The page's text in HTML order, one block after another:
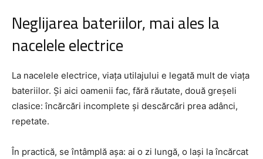
Neglijarea bateriilor, mai ales la
nacelele electrice
La nacelele electrice, viața utilajului e legată mult de viața
bateriilor. Și aici oamenii fac, fără răutate, două greșeli
clasice: încărcări incomplete și descărcări prea adânci,
repetate.
În practică, se întâmplă așa: ai o zi lungă, o lași la încărcat